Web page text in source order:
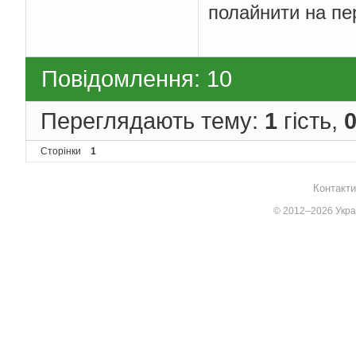
полайнити на
Повідомлення: 10
Переглядають тему: 1 гість, 0
Сторінки 1
© 2012–2026